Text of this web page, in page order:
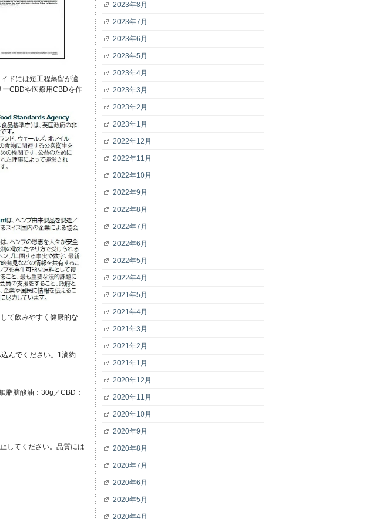
ドには短工程蒸留が適
CBDや医療用CBDを作
て飲みやすく健康的な
んでください。1滴約
脂肪酸油：30g／CBD：
してください。品質には
2023年8月
2023年7月
2023年6月
2023年5月
2023年4月
2023年3月
2023年2月
2023年1月
2022年12月
2022年11月
2022年10月
2022年9月
2022年8月
2022年7月
2022年6月
2022年5月
2022年4月
2021年5月
2021年4月
2021年3月
2021年2月
2021年1月
2020年12月
2020年11月
2020年10月
2020年9月
2020年8月
2020年7月
2020年6月
2020年5月
2020年4月